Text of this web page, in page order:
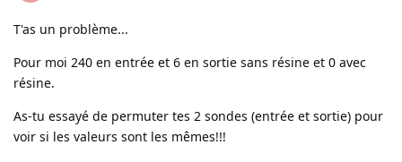
T'as un problème...
Pour moi 240 en entrée et 6 en sortie sans résine et 0 avec
résine.
As-tu essayé de permuter tes 2 sondes (entrée et sortie) pour
voir si les valeurs sont les mêmes!!!